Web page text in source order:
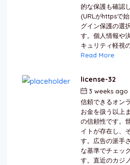
的な保護も確認
(URLがhttpsで
グイン保護の選
す。個人情報や
キュリティ軽視
Read More
license-32
3 weeks ago
信頼できるオン
お金を扱う以上
の信頼性です。
イトが存在し、
す。広告の派手
な基準でチェッ
す。直近のカジ